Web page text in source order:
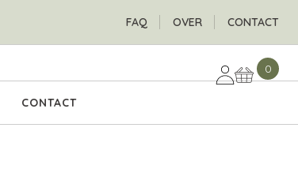
FAQ OVER CONTACT
CONTACT
0